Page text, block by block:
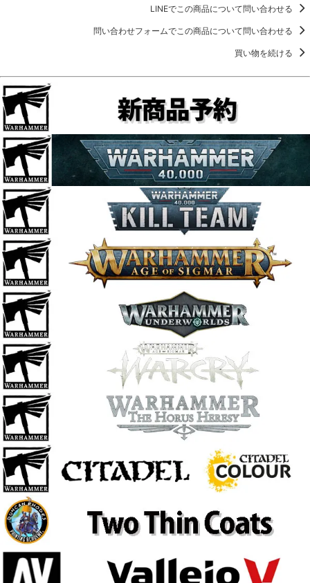
LINEでこの商品について問い合わせる
問い合わせフォームでこの商品について問い合わせる
買い物を続ける